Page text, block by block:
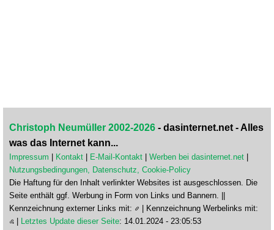
Christoph Neumüller 2002-2026 - dasinternet.net - Alles
was das Internet kann...
Impressum | Kontakt | E-Mail-Kontakt | Werben bei dasinternet.net |
Nutzungsbedingungen, Datenschutz, Cookie-Policy
Die Haftung für den Inhalt verlinkter Websites ist ausgeschlossen. Die
Seite enthält ggf. Werbung in Form von Links und Bannern. ||
Kennzeichnung externer Links mit:
| Kennzeichnung Werbelinks mit:
| Letztes Update dieser Seite: 14.01.2024 - 23:05:53